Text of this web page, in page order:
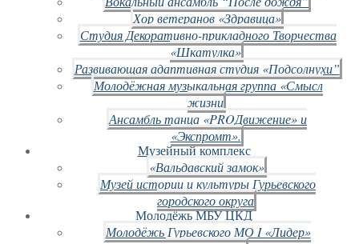
Хор ветеранов «Здравица»
Студия Декоративно-прикладного Творчества
«Шкатулка»
Развивающая адаптивная студия «Подсолнухи”
Молодёжная музыкальная группа «Смысл
жизни
Ансамбль танца «PROДвижение» и
«Экспромт».
Музейный комплекс
«Вальдавский замок»
Музей истории и культуры Гурьевского
городского округа
Молодёжь МБУ ЦКД
Молодёжь Гурьевского МО I «Лидер»